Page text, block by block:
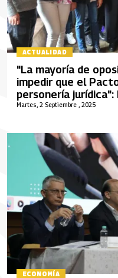
ACTUALIDAD
Martes, 2 Septiembre , 2025
"La mayoría de
impedir que el
personería
ECONOMÍA